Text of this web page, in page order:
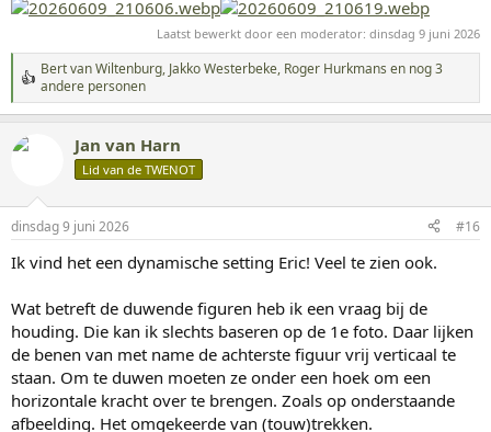
Laatst bewerkt door een moderator: dinsdag 9 juni 2026
W
a
a
r
d
i
n
g
e
Bert van Wiltenburg, Jakko Westerbeke, Roger Hurkmans en nog 3
andere personen
Jan van Harn
Lid van de TWENOT
dinsdag 9 juni 2026 #16
Ik vind het een dynamische setting Eric! Veel te zien ook.
Wat betreft de duwende figuren heb ik een vraag bij de
houding. Die kan ik slechts baseren op de 1e foto. Daar lijken
de benen van met name de achterste figuur vrij verticaal te
staan. Om te duwen moeten ze onder een hoek om een
horizontale kracht over te brengen. Zoals op onderstaande
afbeelding. Het omgekeerde van (touw)trekken.